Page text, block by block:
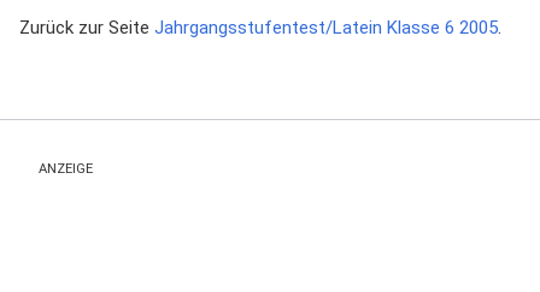
Zurück zur Seite Jahrgangsstufentest/Latein Klasse 6 2005.
ANZEIGE